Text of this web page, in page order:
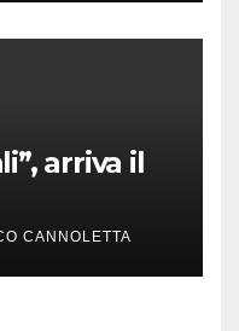
arriva il
CANNOLETTA